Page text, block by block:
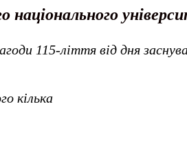
національного
115-ліття від дня
кілька